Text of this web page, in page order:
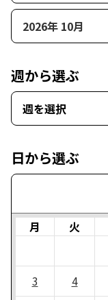
2026年 10月
週から選ぶ
週を選択
日から選ぶ
月 火
3
4